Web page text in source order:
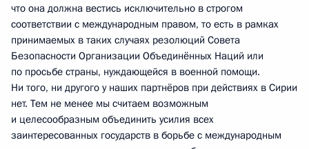
что она должна вестись исключительно в строгом
соответствии с международным правом, то есть в рамках
принимаемых в таких случаях резолюций Совета
Безопасности Организации Объединённых Наций или
по просьбе страны, нуждающейся в военной помощи.
Ни того, ни другого у наших партнёров при действиях в Сирии
нет. Тем не менее мы считаем возможным
и целесообразным объединить усилия всех
заинтересованных государств в борьбе с международным